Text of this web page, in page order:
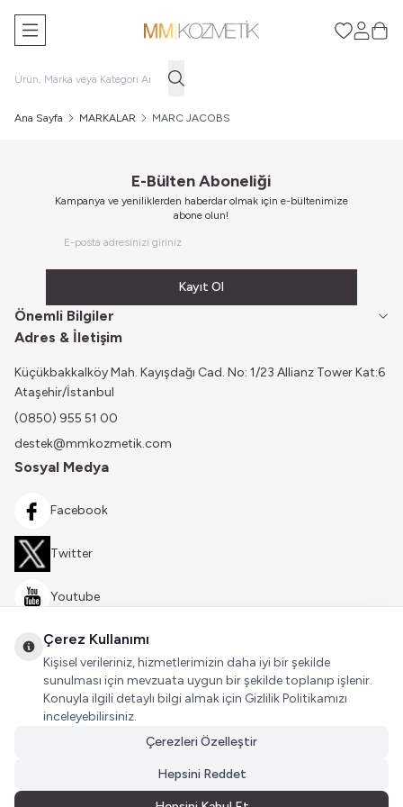
Favorilerim
Hesabım
Ana Sayfa MARKALAR MARC JACOBS
E-Bülten Aboneliği
Kampanya ve yeniliklerden haberdar olmak için e-bültenimize
abone olun!
Kayıt Ol
Önemli Bilgiler
Adres & İletişim
Küçükbakkalköy Mah. Kayışdağı Cad. No: 1/23 Allianz Tower Kat:6
Ataşehir/İstanbul
(0850) 955 51 00
destek@mmkozmetik.com
Sosyal Medya
Facebook
Twitter
Youtube
Instagram
Çerez Kullanımı
Kişisel verileriniz, hizmetlerimizin daha iyi bir şekilde
sunulması için mevzuata uygun bir şekilde toplanıp işlenir.
Konuyla ilgili detaylı bilgi almak için Gizlilik Politikamızı
inceleyebilirsiniz.
Çerezleri Özelleştir
Hepsini Reddet